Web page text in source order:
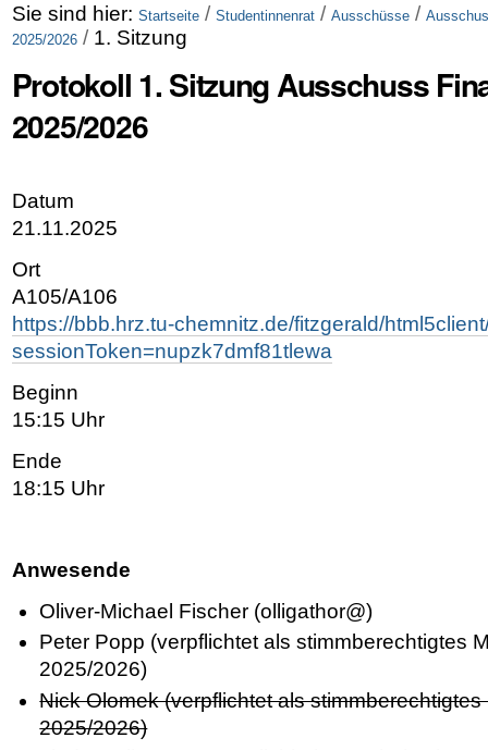
Sie sind hier: Startseite / Studentinnenrat / Ausschüsse /
2025/2026 / 1. Sitzung
Protokoll 1. Sitzung Ausschuss
2025/2026
Datum
21.11.2025
Ort
A105/A106
https://bbb.hrz.tu-chemnitz.de/fitzgerald/
sessionToken=nupzk7dmf81tlewa
Beginn
15:15 Uhr
Ende
18:15 Uhr
Anwesende
Oliver-Michael Fischer (olligathor@)
Peter Popp (verpflichtet als stimmberechtigtes
2025/2026)
Nick Olomek (verpflichtet als
2025/2026)